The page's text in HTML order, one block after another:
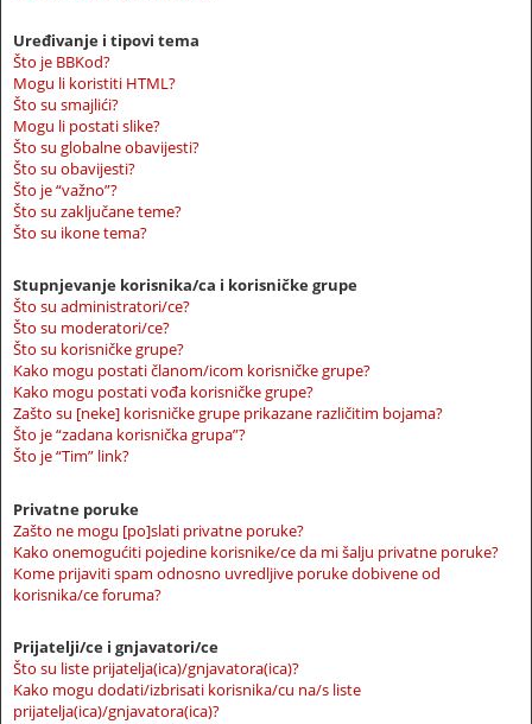
Uređivanje i tipovi tema
Što je BBKod?
Mogu li koristiti HTML?
Što su smajlići?
Mogu li postati slike?
Što su globalne obavijesti?
Što su obavijesti?
Što je “važno”?
Što su zaključane teme?
Što su ikone tema?
Stupnjevanje korisnika/ca i korisničke grupe
Što su administratori/ce?
Što su moderatori/ce?
Što su korisničke grupe?
Kako mogu postati članom/icom korisničke grupe?
Kako mogu postati vođa korisničke grupe?
Zašto su [neke] korisničke grupe prikazane različitim bojama?
Što je “zadana korisnička grupa”?
Što je “Tim” link?
Privatne poruke
Zašto ne mogu [po]slati privatne poruke?
Kako onemogućiti pojedine korisnike/ce da mi šalju privatne poruke?
Kome prijaviti spam odnosno uvredljive poruke dobivene od
korisnika/ce foruma?
Prijatelji/ce i gnjavatori/ce
Što su liste prijatelja(ica)/gnjavatora(ica)?
Kako mogu dodati/izbrisati korisnika/cu na/s liste
prijatelja(ica)/gnjavatora(ica)?